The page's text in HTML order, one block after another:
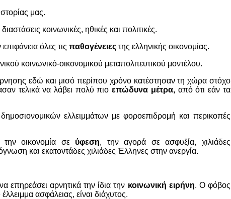
μας.
κοινωνικές, ηθικές και πολιτικές.
όλες τις παθογένειες της ελληνικής οικονομίας.
κοινωνικό-οικονομικού μεταπολιτευτικού μοντέλου.
εδώ και μισό περίπου χρόνο κατέστησαν τη χώρα στόχο
τελικά να λάβει πολύ πιοεπώδυνα μέτρα,από ότι εάν τα
ελλειμμάτων με φοροεπιδρομή και περικοπές
οικονομία σε ύφεση, την αγορά σε ασφυξία, χιλιάδες
και εκατοντάδες χιλιάδες Έλληνες στην ανεργία.
επηρεάσει αρνητικά την ίδια την κοινωνική ειρήνη. Ο φόβος
ασφάλειας, είναι διάχυτος.